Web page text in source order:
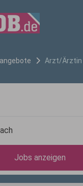
Arzt/Ärztin
Jobs anzeigen